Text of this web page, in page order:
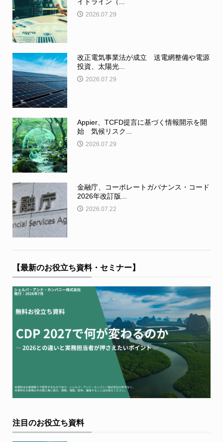
2026.07.29
改正電気事業法が成立 送電網整備や電源
投資、太陽光...
2026.07.29
Appier、TCFD提言に基づく情報開示を開
始 気候リスク...
2026.07.29
金融庁、コーポレートガバナンス・コード
2026年改訂版...
2026.07.22
【最新のお役立ち資料・セミナー】
注目のお役立ち資料